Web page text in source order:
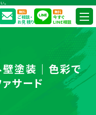
。
無料
ご相談・
お見積り
無料
今すぐ
LINE相談
塗装｜色彩で
サード